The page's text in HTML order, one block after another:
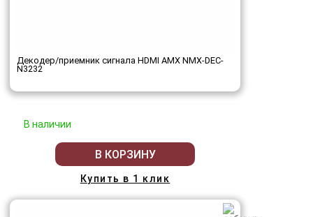
Декодер/приемник сигнала HDMI AMX NMX-DEC-
N3232
В наличии
В КОРЗИНУ
Купить в 1 клик